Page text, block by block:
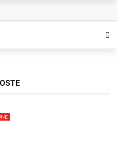
the Holy Land – Generatia care
in K. minor – Dor de Kafka